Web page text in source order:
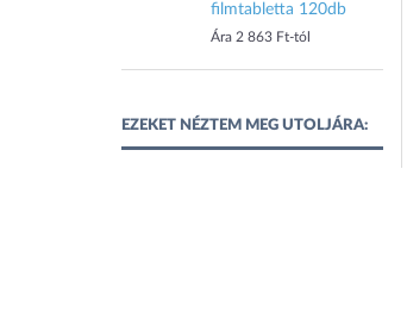
filmtabletta 120db
Ára 2 863 Ft-tól
EZEKET NÉZTEM MEG UTOLJÁRA: